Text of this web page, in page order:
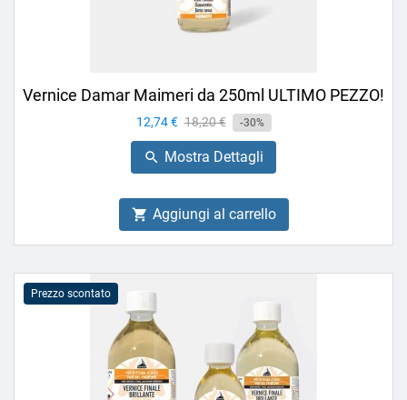
Vernice Damar Maimeri da 250ml ULTIMO PEZZO!
Prezzo
12,74 € Prezzo
base
18,20 € -30%
 Mostra Dettagli
 Aggiungi al carrello
Prezzo scontato